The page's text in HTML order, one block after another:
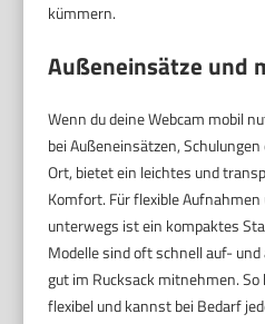
kümmern.
Außeneinsätze und
Wenn du deine Webcam mobil
bei Außeneinsätzen,
Ort, bietet ein leichtes und
Komfort. Für flexible
unterwegs ist ein kompaktes
Modelle sind oft schnell auf-
gut im Rucksack mitnehmen.
flexibel und kannst bei Bedarf